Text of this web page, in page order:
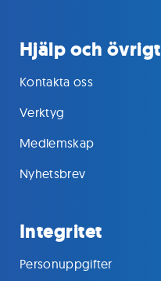
Hjälp och övrigt
Kontakta oss
Verktyg
Medlemskap
Nyhetsbrev
Integritet
Personuppgifter